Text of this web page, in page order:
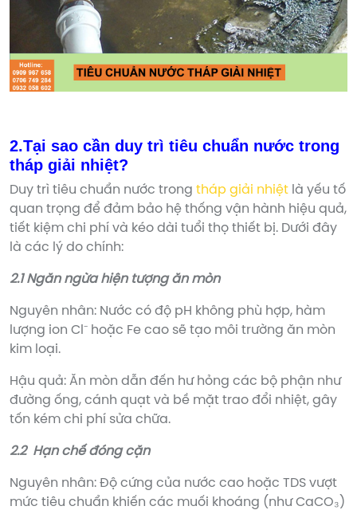
2.Tại sao cần duy trì tiêu chuẩn nước trong
tháp giải nhiệt?
Duy trì tiêu chuẩn nước trong tháp giải nhiệt là yếu tố
quan trọng để đảm bảo hệ thống vận hành hiệu quả,
tiết kiệm chi phí và kéo dài tuổi thọ thiết bị. Dưới đây
là các lý do chính:
2.1 Ngăn ngừa hiện tượng ăn mòn
Nguyên nhân: Nước có độ pH không phù hợp, hàm
lượng ion Cl⁻ hoặc Fe cao sẽ tạo môi trường ăn mòn
kim loại.
Hậu quả: Ăn mòn dẫn đến hư hỏng các bộ phận như
đường ống, cánh quạt và bề mặt trao đổi nhiệt, gây
tốn kém chi phí sửa chữa.
2.2 Hạn chế đóng cặn
Nguyên nhân: Độ cứng của nước cao hoặc TDS vượt
mức tiêu chuẩn khiến các muối khoáng (như CaCO₃)